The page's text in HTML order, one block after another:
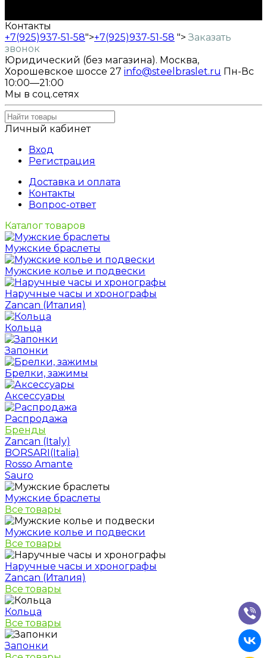
Контакты
+7(925)937-51-58">+7(925)937-51-58 "> Заказать
звонок
Юридический (без магазина). Москва,
Хорошевское шоссе 27 info@steelbraslet.ru Пн-Вс
10:00—21:00
Мы в соц.сетях
Личный кабинет
Вход
Регистрация
Доставка и оплата
Контакты
Вопрос-ответ
Каталог товаров
Мужские браслеты
Мужские колье и подвески
Наручные часы и хронографы
Zancan (Италия)
Кольца
Запонки
Брелки, зажимы
Аксессуары
Распродажа
Бренды
Zancan (Italy)
BORSARI(Italia)
Rosso Amante
Sauro
Мужские браслеты
Все товары
Мужские колье и подвески
Все товары
Наручные часы и хронографы
Zancan (Италия)
Все товары
Кольца
Все товары
Запонки